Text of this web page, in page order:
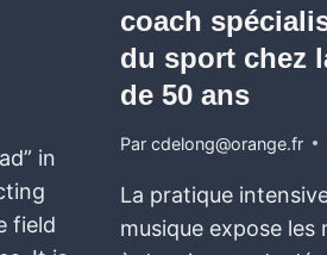
in
field
coach
du sport chez
de 50 ans
Par cdelong@orange.fr
La pratique
musique expose les